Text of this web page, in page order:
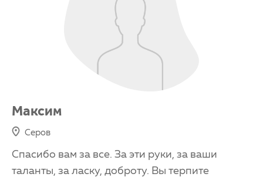
Максим
Серов
Cпасибо вам за все. За эти руки, за ваши
таланты, за ласку, доброту. Вы терпите